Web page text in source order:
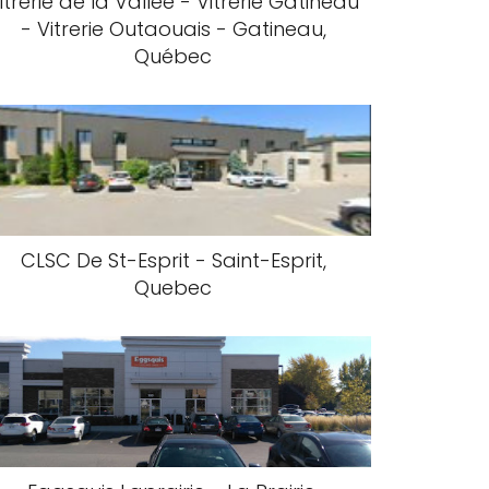
- Vitrerie Outaouais - Gatineau,
Québec
CLSC De St-Esprit - Saint-Esprit,
Quebec